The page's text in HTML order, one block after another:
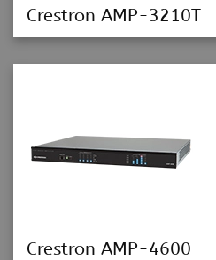
Crestron AMP-3210T
Crestron AMP-4600